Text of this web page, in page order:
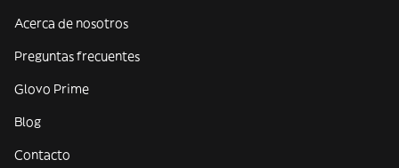
Acerca de nosotros
Preguntas frecuentes
Glovo Prime
Blog
Contacto